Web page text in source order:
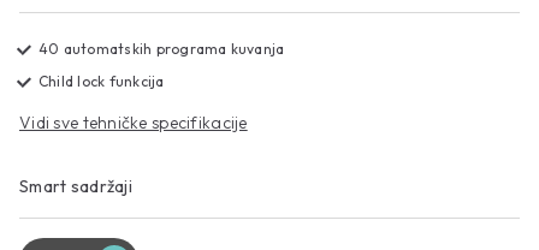
40 automatskih programa kuvanja
Child lock funkcija
Vidi sve tehničke specifikacije
Smart sadržaji